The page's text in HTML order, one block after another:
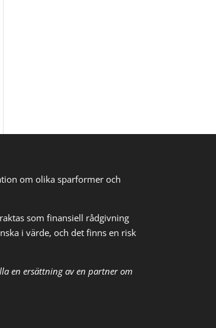
om olika sparformer och
som finansiell rådgivning
i värde, och det finns en risk
en ersättning av en partner om